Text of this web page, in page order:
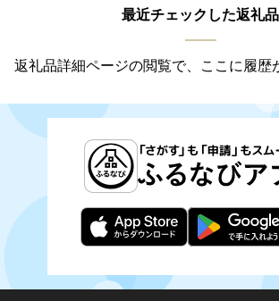
最近チェックした返礼品
返礼品詳細ページの閲覧で、ここに履歴